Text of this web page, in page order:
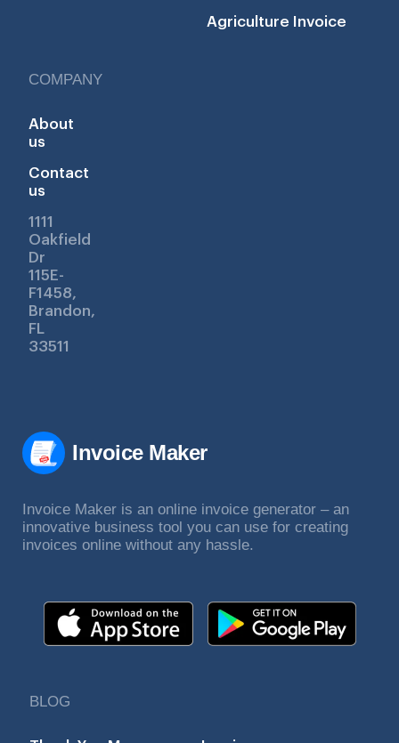
Invoice Maker
Invoice Maker is an online invoice generator – an
innovative business tool you can use for creating
invoices online without any hassle.
BLOG
Agriculture Invoice
COMPANY
About
us
Contact
us
1111
Oakfield
Dr
115E-
F1458,
Brandon,
FL
33511